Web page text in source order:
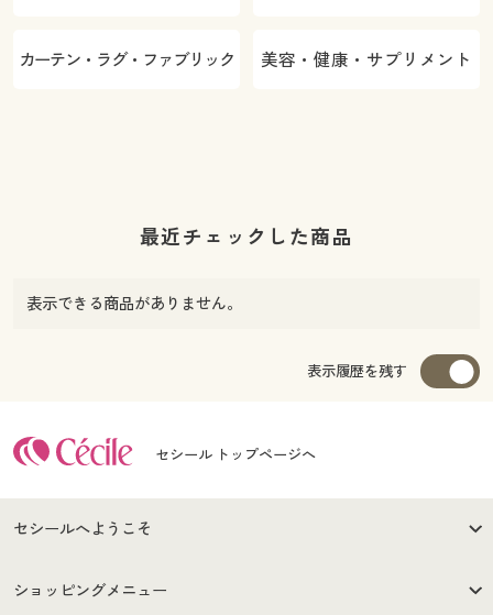
カーテン・ラグ・ファブリック 美容・健康・サプリメント
最近チェックした商品
表示できる商品がありません。
表示履歴を残す
セシール トップページへ
セシールへようこそ
はじめての方へ
ショッピングメニュー